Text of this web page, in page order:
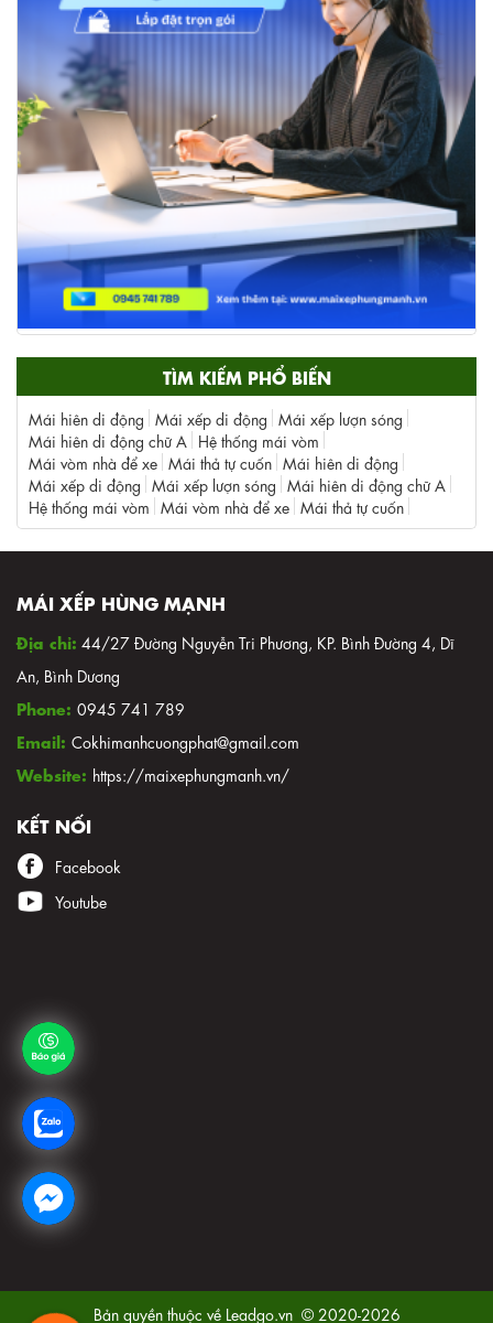
TÌM KIẾM PHỔ BIẾN
Mái hiên di động Mái xếp di động
Mái xếp lượn sóng
Mái hiên di động chữ A
Hệ thống mái vòm
Mái vòm nhà để xe Mái thả tự cuốn Mái hiên di động
Mái xếp di động
Mái xếp lượn sóng
Mái hiên di động chữ A
Hệ thống mái vòm
Mái vòm nhà để xe Mái thả tự cuốn
MÁI XẾP HÙNG MẠNH
Địa chỉ: 44/27 Đường Nguyễn Tri Phương, KP. Bình Đường 4, Dĩ
An, Bình Dương
Phone: 0945 741 789
Email: Cokhimanhcuongphat@gmail.com
Website: https://maixephungmanh.vn/
KẾT NỐI
Facebook
Youtube
Bản quyền thuộc về Leadgo.vn© 2020-2026